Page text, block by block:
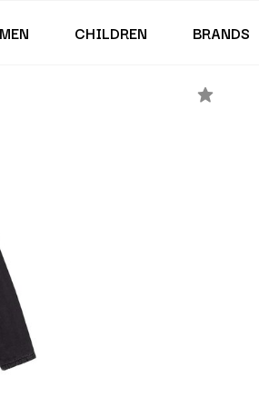
MEN CHILDREN BRANDS